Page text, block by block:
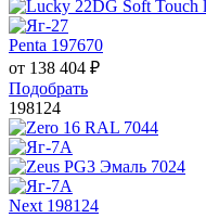
Penta 197670
от 138 404 ₽
Подобрать
198124
Next 198124